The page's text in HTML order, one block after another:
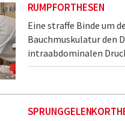
RUMPFORTHESEN
Eine straffe Binde um
Bauchmuskulatur den
intraabdominalen